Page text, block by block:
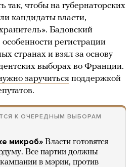
так, чтобы на губернаторских
кандидаты власти,
Бадовский
регистрации
странах и взял за основу
выборах во Франции.
заручиться поддержкой
К ОЧЕРЕДНЫМ ВЫБОРАМ
микроб» Власти готовятся
Все партии должны
кампании в мэрии, против